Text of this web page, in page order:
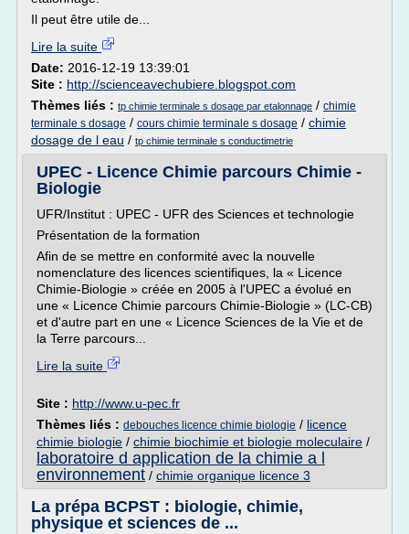
Il peut être utile de...
Lire la suite
Date: 2016-12-19 13:39:01
Site : http://scienceavechubiere.blogspot.com
Thèmes liés : tp chimie terminale s dosage par etalonnage / chimie
terminale s dosage / cours chimie terminale s dosage / chimie
dosage de l eau / tp chimie terminale s conductimetrie
UPEC - Licence Chimie parcours Chimie -
Biologie
UFR/Institut : UPEC - UFR des Sciences et technologie
Présentation de la formation
Afin de se mettre en conformité avec la nouvelle
nomenclature des licences scientifiques, la « Licence
Chimie-Biologie » créée en 2005 à l'UPEC a évolué en
une « Licence Chimie parcours Chimie-Biologie » (LC-CB)
et d'autre part en une « Licence Sciences de la Vie et de
la Terre parcours...
Lire la suite
Site : http://www.u-pec.fr
Thèmes liés : debouches licence chimie biologie / licence
chimie biologie / chimie biochimie et biologie moleculaire /
laboratoire d application de la chimie a l
environnement / chimie organique licence 3
La prépa BCPST : biologie, chimie,
physique et sciences de ...